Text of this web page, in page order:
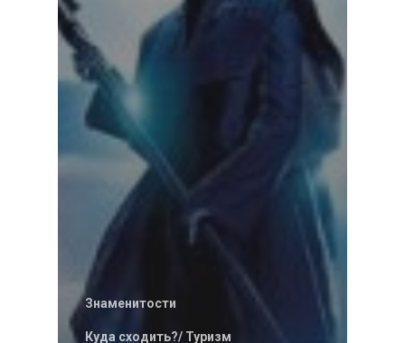
Знаменитости
Куда сходить?/ Туризм